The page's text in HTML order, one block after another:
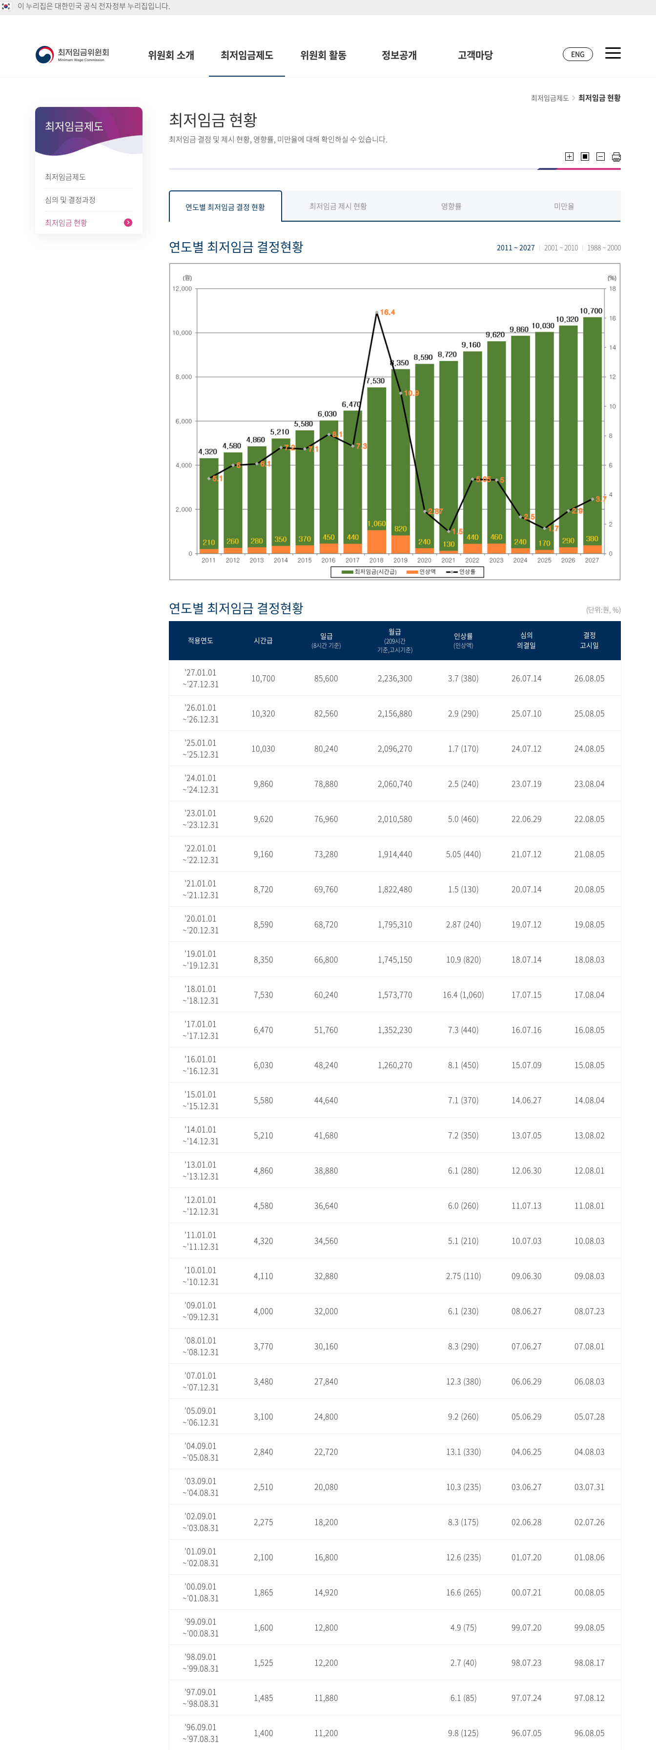
이 누리집은 대한민국 공식 전자정부 누리집입니다.
위원회 소개 최저임금제도 위원회 활동 정보공개 고객마당 ENG
최저임금제도
최저임금제도
심의 및 결정과정
최저임금 현황
최저임금제도 최저임금 현황
최저임금 현황
최저임금 결정 및 제시 현황, 영향률, 미만율에 대해 확인하실 수 있습니다.
연도별 최저임금 결정 현황 최저임금 제시 현황 영향률 미만율
연도별 최저임금 결정현황 2011 ~ 2027 2001 ~ 2010 1988 ~ 2000
연도별 최저임금 결정현황 (단위:원, %)
적용연도 시간급 일급
(8시간 기준)
월급
(209시간
기준,고시기준)
인상률
(인상액)
심의
의결일
결정
고시일
'27.01.01
~'27.12.31
10,700 85,600 2,236,300 3.7 (380) 26.07.14 26.08.05
'26.01.01
~'26.12.31
10,320 82,560 2,156,880 2.9 (290) 25.07.10 25.08.05
'25.01.01
~'25.12.31
10,030 80,240 2,096,270 1.7 (170) 24.07.12 24.08.05
'24.01.01
~'24.12.31
9,860 78,880 2,060,740 2.5 (240) 23.07.19 23.08.04
'23.01.01
~'23.12.31
9,620 76,960 2,010,580 5.0 (460) 22.06.29 22.08.05
'22.01.01
~'22.12.31
9,160 73,280 1,914,440 5.05 (440) 21.07.12 21.08.05
'21.01.01
~'21.12.31
8,720 69,760 1,822,480 1.5 (130) 20.07.14 20.08.05
'20.01.01
~'20.12.31
8,590 68,720 1,795,310 2.87 (240) 19.07.12 19.08.05
'19.01.01
~'19.12.31
8,350 66,800 1,745,150 10.9 (820) 18.07.14 18.08.03
'18.01.01
~'18.12.31
7,530 60,240 1,573,770 16.4 (1,060) 17.07.15 17.08.04
'17.01.01
~'17.12.31
6,470 51,760 1,352,230 7.3 (440) 16.07.16 16.08.05
'16.01.01
~'16.12.31
6,030 48,240 1,260,270 8.1 (450) 15.07.09 15.08.05
'15.01.01
~'15.12.31
5,580 44,640 7.1 (370) 14.06.27 14.08.04
'14.01.01
~'14.12.31
5,210 41,680 7.2 (350) 13.07.05 13.08.02
'13.01.01
~'13.12.31
4,860 38,880 6.1 (280) 12.06.30 12.08.01
'12.01.01
~'12.12.31
4,580 36,640 6.0 (260) 11.07.13 11.08.01
'11.01.01
~'11.12.31
4,320 34,560 5.1 (210) 10.07.03 10.08.03
'10.01.01
~'10.12.31
4,110 32,880 2.75 (110) 09.06.30 09.08.03
'09.01.01
~'09.12.31
4,000 32,000 6.1 (230) 08.06.27 08.07.23
'08.01.01
~'08.12.31
3,770 30,160 8.3 (290) 07.06.27 07.08.01
'07.01.01
~'07.12.31
3,480 27,840 12.3 (380) 06.06.29 06.08.03
'05.09.01
~'06.12.31
3,100 24,800 9.2 (260) 05.06.29 05.07.28
'04.09.01
~'05.08.31
2,840 22,720 13.1 (330) 04.06.25 04.08.03
'03.09.01
~'04.08.31
2,510 20,080 10.3 (235) 03.06.27 03.07.31
'02.09.01
~'03.08.31
2,275 18,200 8.3 (175) 02.06.28 02.07.26
'01.09.01
~'02.08.31
2,100 16,800 12.6 (235) 01.07.20 01.08.06
'00.09.01
~'01.08.31
1,865 14,920 16.6 (265) 00.07.21 00.08.05
'99.09.01
~'00.08.31
1,600 12,800 4.9 (75) 99.07.20 99.08.05
'98.09.01
~'99.08.31
1,525 12,200 2.7 (40) 98.07.23 98.08.17
'97.09.01
~'98.08.31
1,485 11,880 6.1 (85) 97.07.24 97.08.12
'96.09.01
~'97.08.31
1,400 11,200 9.8 (125) 96.07.05 96.08.05